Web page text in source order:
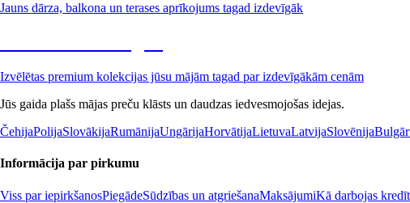
Jauns dārza, balkona un terases aprīkojums tagad izdevīgāk
Izvēlētas premium kolekcijas jūsu mājām tagad par izdevīgākām cenām
Jūs gaida plašs mājas preču klāsts un daudzas iedvesmojošas idejas.
ČehijaPolijaSlovākijaRumānijaUngārijaHorvātijaLietuvaLatvijaSlovēnija
Informācija par pirkumu
Viss par iepirkšanosPiegādeSūdzības un atgriešanaMaksājumiKā darbojas